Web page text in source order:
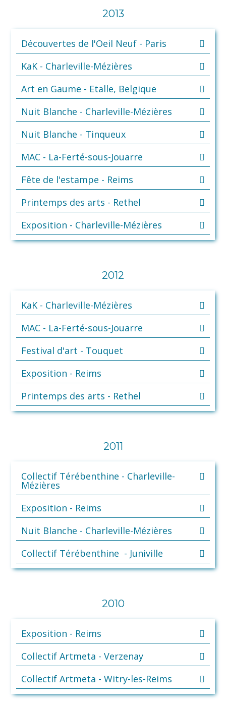
2013
Découvertes de l'Oeil Neuf - Paris
KaK - Charleville-Mézières
Art en Gaume - Etalle, Belgique
Nuit Blanche - Charleville-Mézières
Nuit Blanche - Tinqueux
MAC - La-Ferté-sous-Jouarre
Fête de l'estampe - Reims
Printemps des arts - Rethel
Exposition - Charleville-Mézières
2012
KaK - Charleville-Mézières
MAC - La-Ferté-sous-Jouarre
Festival d'art - Touquet
Exposition - Reims
Printemps des arts - Rethel
2011
Collectif Térébenthine - Charleville-
Mézières
Exposition - Reims
Nuit Blanche - Charleville-Mézières
Collectif Térébenthine - Juniville
2010
Exposition - Reims
Collectif Artmeta - Verzenay
Collectif Artmeta - Witry-les-Reims